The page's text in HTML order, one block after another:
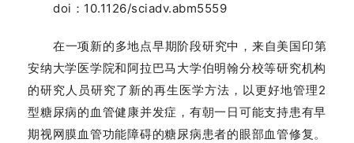
doi：10.1126/sciadv.abm5559
在一项新的多地点早期阶段研究中，来自美国印第
安纳大学医学院和阿拉巴马大学伯明翰分校等研究机构
的研究人员研究了新的再生医学方法，以更好地管理2
型糖尿病的血管健康并发症，有朝一日可能支持患有早
期视网膜血管功能障碍的糖尿病患者的眼部血管修复。